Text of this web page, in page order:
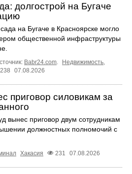
долгострой на Бугаче
на Бугаче в Красноярске могло
общественной инфраструктуры
Babr24.com. Недвижимость,
238 07.08.2026
приговор силовикам за
вынес приговор двум сотрудникам
должностных полномочий с
Хакасия 231 07.08.2026